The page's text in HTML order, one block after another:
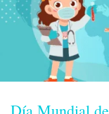
Día Mundial